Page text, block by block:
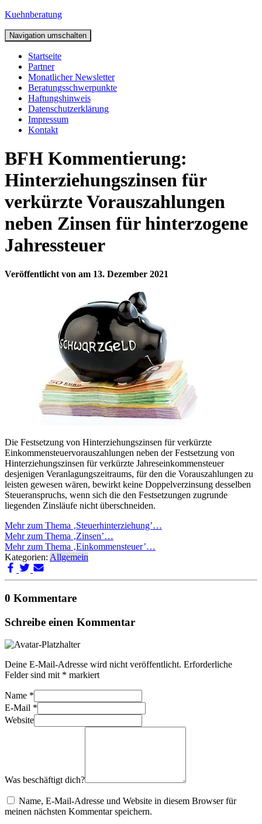
Kuehnberatung
Navigation umschalten
Startseite
Partner
Monatlicher Newsletter
Beratungsschwerpunkte
Haftungshinweis
Datenschutzerklärung
Impressum
Kontakt
BFH Kommentierung:
Hinterziehungszinsen für
verkürzte Vorauszahlungen
neben Zinsen für hinterzogene
Jahressteuer
Veröffentlicht von am 13. Dezember 2021
Die Festsetzung von Hinterziehungszinsen für verkürzte
Einkommensteuervorauszahlungen neben der Festsetzung von
Hinterziehungszinsen für verkürzte Jahreseinkommensteuer
desjenigen Veranlagungszeitraums, für den die Vorauszahlungen zu
leisten gewesen wären, bewirkt keine Doppelverzinsung desselben
Steueranspruchs, wenn sich die den Festsetzungen zugrunde
liegenden Zinsläufe nicht überschneiden.
Mehr zum Thema ‚Steuerhinterziehung’…
Mehr zum Thema ‚Zinsen’…
Mehr zum Thema ‚Einkommensteuer’…
Kategorien: Allgemein
0 Kommentare
Schreibe einen Kommentar
Deine E-Mail-Adresse wird nicht veröffentlicht. Erforderliche
Felder sind mit * markiert
Name *
E-Mail *
Website
Was beschäftigt dich?
Name, E-Mail-Adresse und Website in diesem Browser für
meinen nächsten Kommentar speichern.